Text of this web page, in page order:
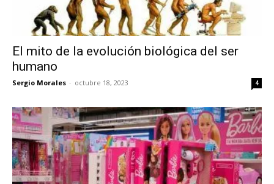
El mito de la evolución biológica del ser
humano
Sergio Morales - octubre 18, 2023 4